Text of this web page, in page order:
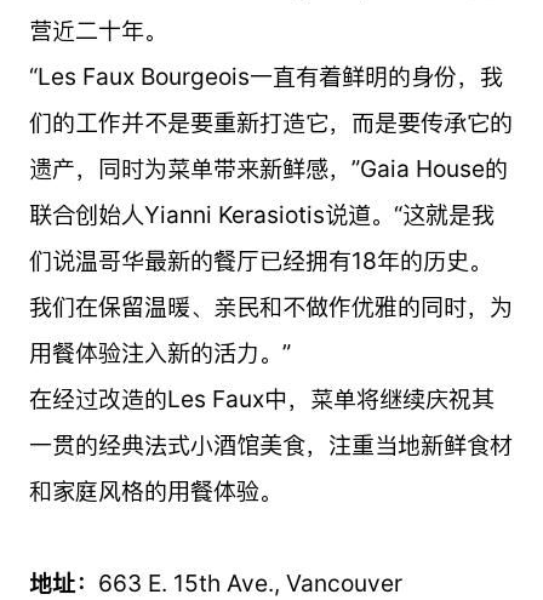
营近二十年。
“Les Faux Bourgeois一直有着鲜明的身份，我
们的工作并不是要重新打造它，而是要传承它的
遗产，同时为菜单带来新鲜感，”Gaia House的
联合创始人Yianni Kerasiotis说道。“这就是我
们说温哥华最新的餐厅已经拥有18年的历史。
我们在保留温暖、亲民和不做作优雅的同时，为
用餐体验注入新的活力。”
在经过改造的Les Faux中，菜单将继续庆祝其
一贯的经典法式小酒馆美食，注重当地新鲜食材
和家庭风格的用餐体验。
地址： 663 E. 15th Ave., Vancouver